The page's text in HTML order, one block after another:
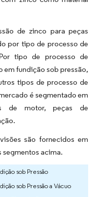
de zinco para peças
por tipo de processo de
tipo de processo de
em fundição sob pressão,
tipos de processo de
é segmentado em
de motor, peças de
são fornecidos em
segmentos acima.
sob Pressão
sob Pressão a Vácuo